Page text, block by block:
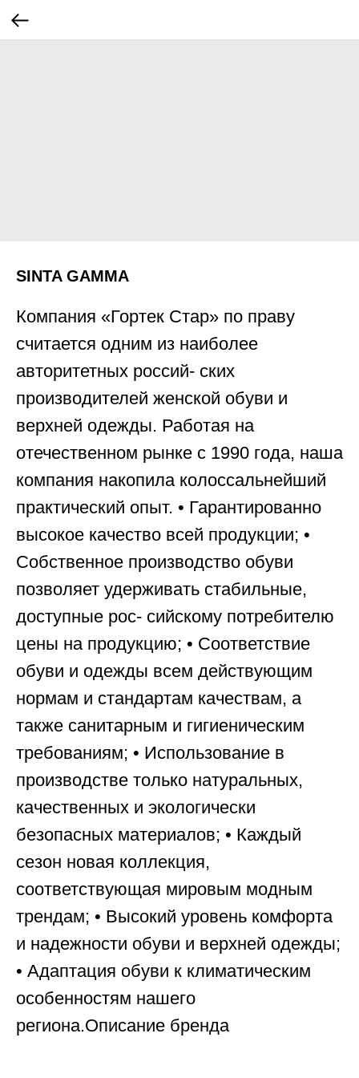
SINTA GAMMA
Компания «Гортек Стар» по праву
считается одним из наиболее
авторитетных россий- ских
производителей женской обуви и
верхней одежды. Работая на
отечественном рынке с 1990 года, наша
компания накопила колоссальнейший
практический опыт. • Гарантированно
высокое качество всей продукции; •
Собственное производство обуви
позволяет удерживать стабильные,
доступные рос- сийскому потребителю
цены на продукцию; • Соответствие
обуви и одежды всем действующим
нормам и стандартам качествам, а
также санитарным и гигиеническим
требованиям; • Использование в
производстве только натуральных,
качественных и экологически
безопасных материалов; • Каждый
сезон новая коллекция,
соответствующая мировым модным
трендам; • Высокий уровень комфорта
и надежности обуви и верхней одежды;
• Адаптация обуви к климатическим
особенностям нашего
региона.Описание бренда